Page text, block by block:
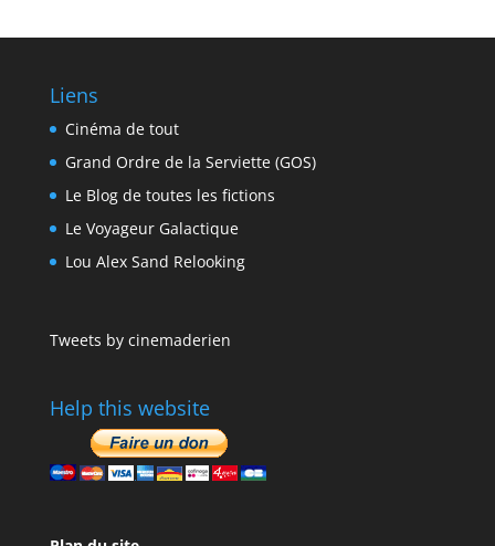
Liens
Cinéma de tout
Grand Ordre de la Serviette (GOS)
Le Blog de toutes les fictions
Le Voyageur Galactique
Lou Alex Sand Relooking
Tweets by cinemaderien
Help this website